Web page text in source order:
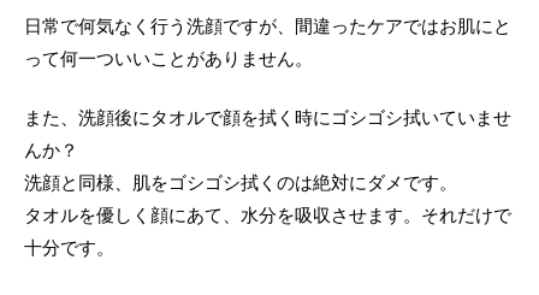
日常で何気なく行う洗顔ですが、間違ったケアではお肌にと
って何一ついいことがありません。
また、洗顔後にタオルで顔を拭く時にゴシゴシ拭いていませ
んか？
洗顔と同様、肌をゴシゴシ拭くのは絶対にダメです。
タオルを優しく顔にあて、水分を吸収させます。それだけで
十分です。